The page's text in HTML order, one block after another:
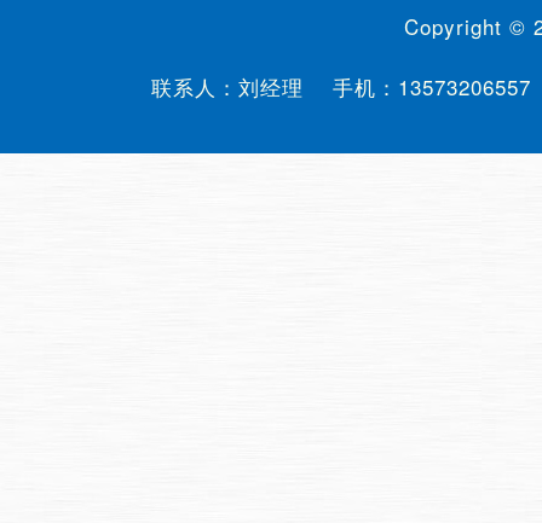
Copyright ©
联系人：刘经理 手机： 13573206557